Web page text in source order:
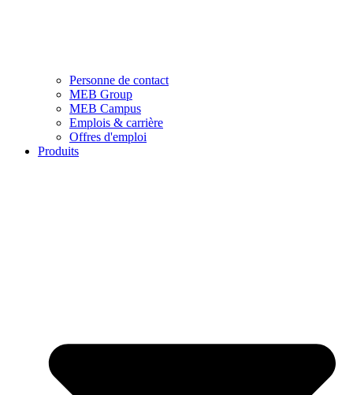
Personne de contact
MEB Group
MEB Campus
Emplois & carrière
Offres d'emploi
Produits